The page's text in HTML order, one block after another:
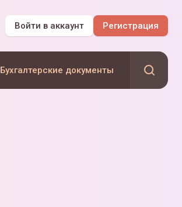
Войти в аккаунт Регистрация
Бухгалтерские документы